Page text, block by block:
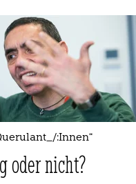
:Innen“
oder nicht?